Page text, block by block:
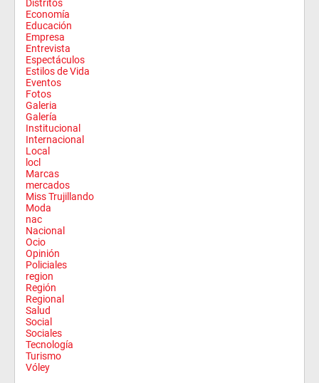
Distritos
Economía
Educación
Empresa
Entrevista
Espectáculos
Estilos de Vida
Eventos
Fotos
Galeria
Galería
Institucional
Internacional
Local
locl
Marcas
mercados
Miss Trujillando
Moda
nac
Nacional
Ocio
Opinión
Policiales
region
Región
Regional
Salud
Social
Sociales
Tecnología
Turismo
Vóley